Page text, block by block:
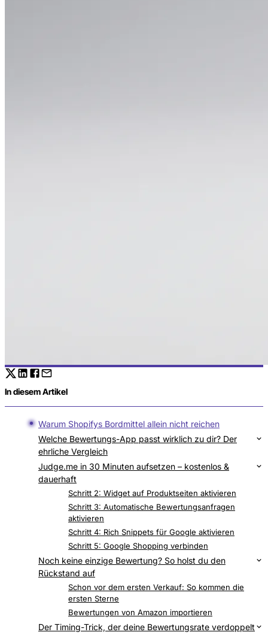
In diesem Artikel
Warum Shopifys Bordmittel allein nicht reichen
Welche Bewertungs-App passt wirklich zu dir? Der
ehrliche Vergleich
Kurz & klar: Welche App ist ideal für deinen Shop?
Judge.me in 30 Minuten aufsetzen – kostenlos &
dauerhaft
Schritt 1: Installation
Schritt 2: Widget auf Produktseiten aktivieren
Schritt 3: Automatische Bewertungsanfragen
aktivieren
Schritt 4: Rich Snippets für Google aktivieren
Schritt 5: Google Shopping verbinden
Noch keine einzige Bewertung? So holst du den
Rückstand auf
AliExpress-Import mit Judge.me
Schon vor dem ersten Verkauf: So kommen die
ersten Sterne
Bewertungen von Amazon importieren
Der Timing-Trick, der deine Bewertungsrate verdoppelt